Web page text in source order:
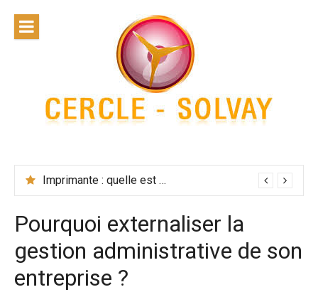
content
Solvay
Imprimante : quelle est la solution la plus performante ?
Pourquoi externaliser la
gestion administrative de son
entreprise ?